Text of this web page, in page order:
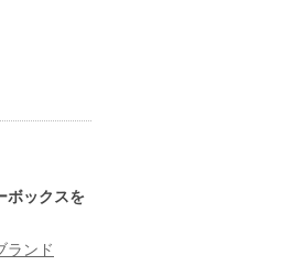
ボックスを